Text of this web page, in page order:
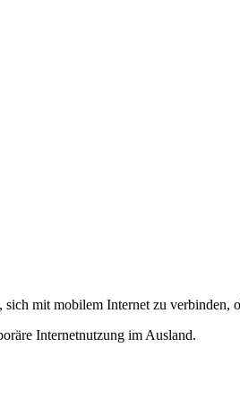
mit mobilem Internet zu verbinden,
Internetnutzung im Ausland.